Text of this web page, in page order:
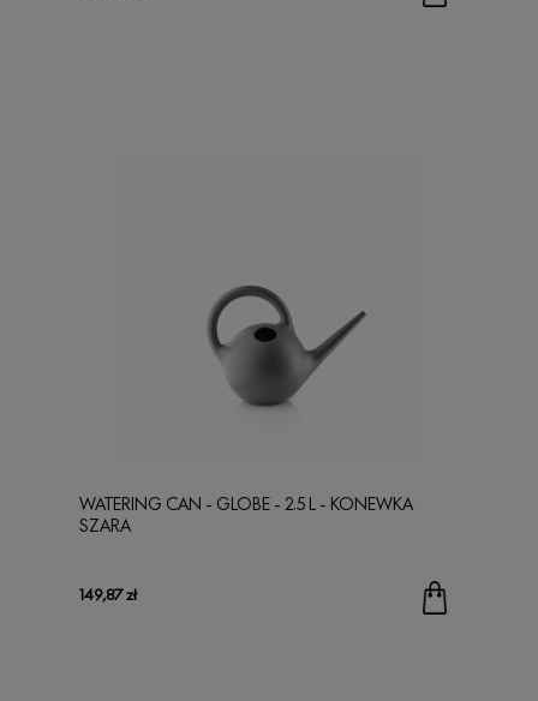
WATERING CAN - GLOBE - 2.5 L - KONEWKA
SZARA
149,87 zł